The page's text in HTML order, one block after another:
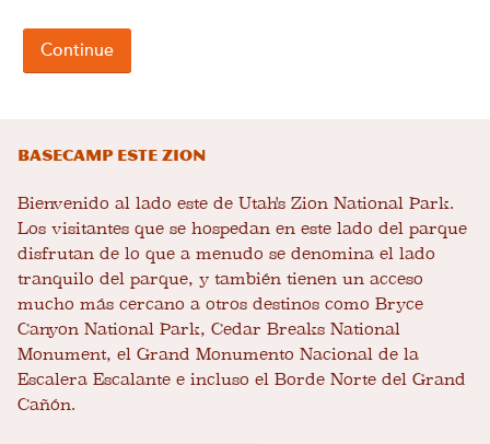
Basecamp Este Zion
Bienvenido al lado este de Utah's Zion National Park.
Los visitantes que se hospedan en este lado del parque
disfrutan de lo que a menudo se denomina el lado
tranquilo del parque, y también tienen un acceso
mucho más cercano a otros destinos como Bryce
Canyon National Park, Cedar Breaks National
Monument, el Grand Monumento Nacional de la
Escalera Escalante e incluso el Borde Norte del Grand
Cañón.